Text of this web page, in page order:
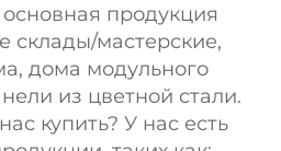
продукция
склады/мастерские,
дома модульного
из цветной стали.
купить? У нас есть